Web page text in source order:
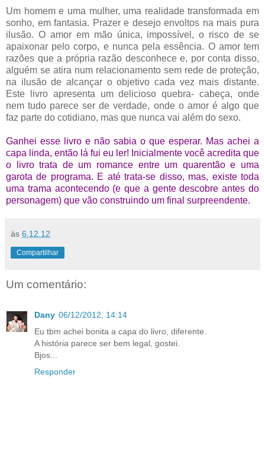
Um homem e uma mulher, uma realidade transformada em
sonho, em fantasia. Prazer e desejo envoltos na mais pura
ilusão. O amor em mão única, impossível, o risco de se
apaixonar pelo corpo, e nunca pela essência. O amor tem
razões que a própria razão desconhece e, por conta disso,
alguém se atira num relacionamento sem rede de proteção,
na ilusão de alcançar o objetivo cada vez mais distante.
Este livro apresenta um delicioso quebra- cabeça, onde
nem tudo parece ser de verdade, onde o amor é algo que
faz parte do cotidiano, mas que nunca vai além do sexo.
Ganhei esse livro e não sabia o que esperar. Mas achei a
capa linda, então lá fui eu ler! Inicialmente você acredita que
o livro trata de um romance entre um quarentão e uma
garota de programa. E até trata-se disso, mas, existe toda
uma trama acontecendo (e que a gente descobre antes do
personagem) que vão construindo um final surpreendente.
às 6.12.12
Compartilhar
Um comentário:
Dany 06/12/2012, 14:14
Eu tbm achei bonita a capa do livro, diferente.
A história parece ser bem legal, gostei.
Bjos...
Responder